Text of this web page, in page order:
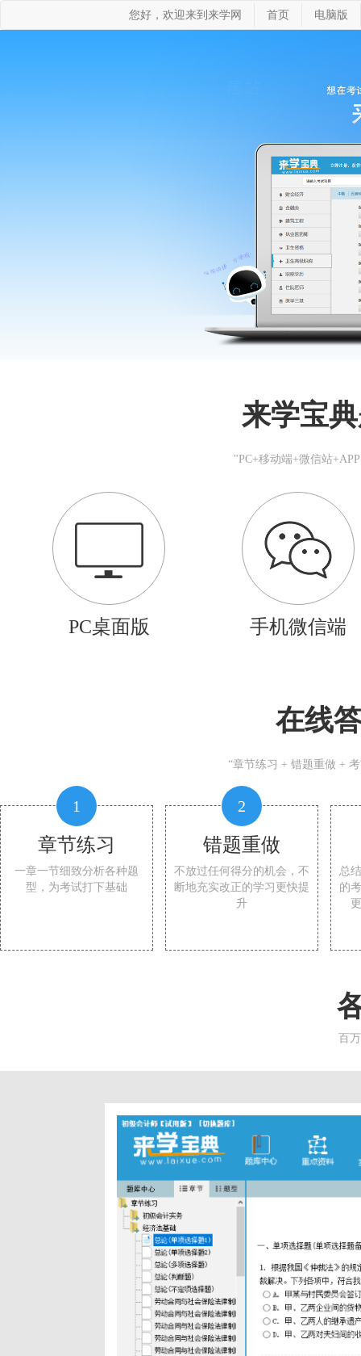
您好，欢迎来到来学网 首页 电脑版
来学宝
"PC+移动端+微信站
PC桌面版 手机微信端
在线
“章节练习 + 错题重做 +
1
章节练习
一章一节细致分析各种题
型，为考试打下基础
2
错题重做
不放过任何得分的机会，不
断地充实改正的学习更快提
升
总
的
百